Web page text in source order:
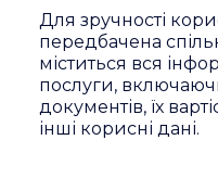
Для зручності
передбачена
міститься вся
послуги,
документів, їх
інші корисні дані.